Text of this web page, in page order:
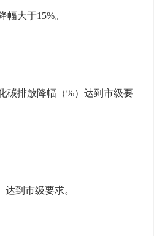
幅大于15%。
碳排放降幅（%）达到市级要
到市级要求。